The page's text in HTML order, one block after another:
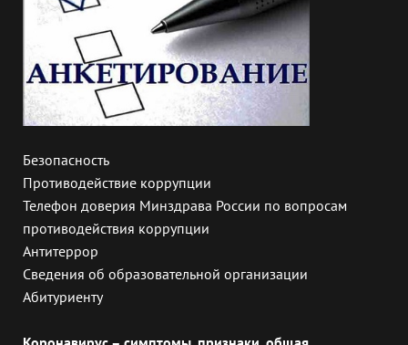
Безопасность
Противодействие коррупции
Телефон доверия Минздрава России по вопросам
противодействия коррупции
Антитеррор
Сведения об образовательной организации
Абитуриенту